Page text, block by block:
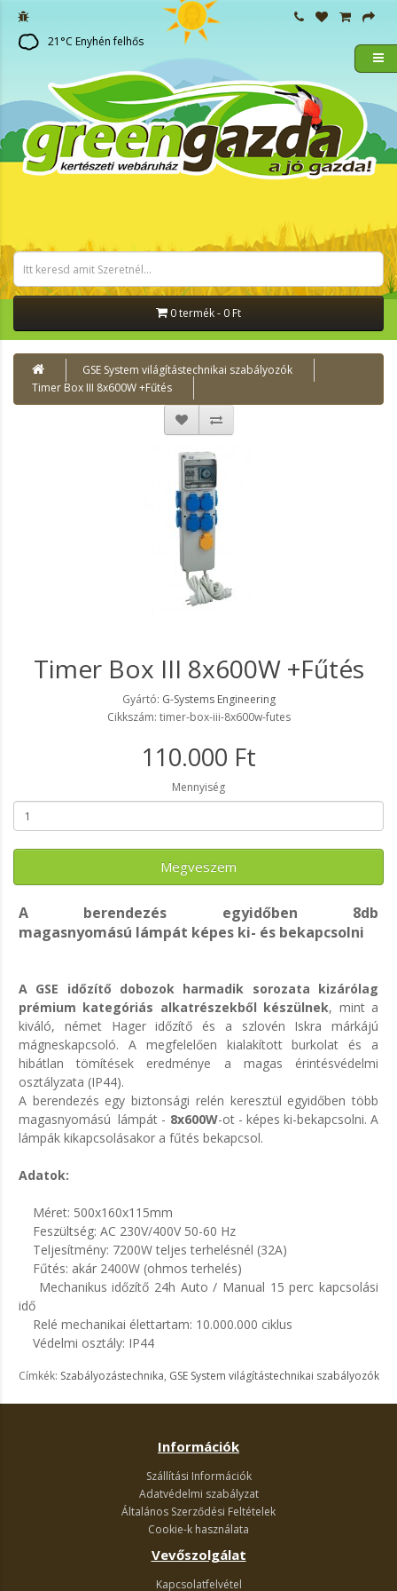
21 °C Enyhén felhős
0 termék - 0 Ft
GSE System világítástechnikai szabályozók
Timer Box III 8x600W +Fűtés
Timer Box III 8x600W +Fűtés
Gyártó: G-Systems Engineering
Cikkszám: timer-box-iii-8x600w-futes
110.000 Ft
Mennyiség
Megveszem
A berendezés egyidőben 8db
magasnyomású lámpát képes ki- és bekapcsolni
A GSE időzítő dobozok harmadik sorozata kizárólag
prémium kategóriás alkatrészekből készülnek, mint a
kiváló, német Hager időzítő és a szlovén Iskra márkájú
mágneskapcsoló. A megfelelően kialakított burkolat és a
hibátlan tömítések eredménye a magas érintésvédelmi
osztályzata (IP44).
A berendezés egy biztonsági relén keresztül egyidőben több
magasnyomású lámpát - 8x600W-ot - képes ki-bekapcsolni. A
lámpák kikapcsolásakor a fűtés bekapcsol.
Adatok:
Méret: 500x160x115mm
Feszültség: AC 230V/400V 50-60 Hz
Teljesítmény: 7200W teljes terhelésnél (32A)
Fűtés: akár 2400W (ohmos terhelés)
Mechanikus időzítő 24h Auto / Manual 15 perc kapcsolási
idő
Relé mechanikai élettartam: 10.000.000 ciklus
Védelmi osztály: IP44
Címkék: Szabályozástechnika, GSE System világítástechnikai szabályozók
Információk
Szállítási Információk
Adatvédelmi szabályzat
Általános Szerződési Feltételek
Cookie-k használata
Vevőszolgálat
Kapcsolatfelvétel